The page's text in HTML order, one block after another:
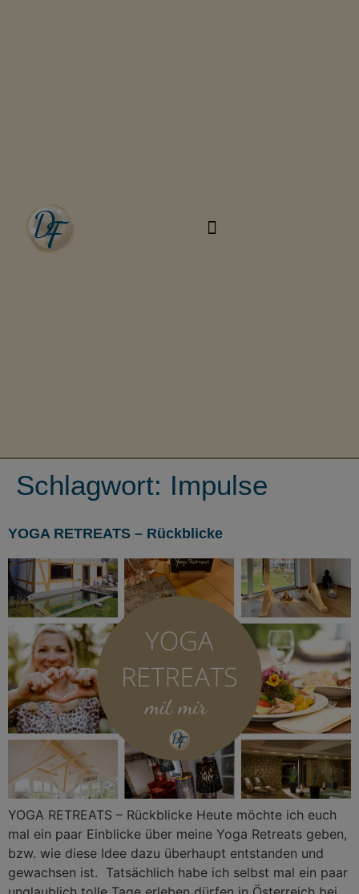
Schlagwort: Impulse
YOGA RETREATS – Rückblicke
YOGA RETREATS – Rückblicke Heute möchte ich euch
mal ein paar Einblicke über meine Yoga Retreats geben,
bzw. wie diese Idee dazu überhaupt entstanden und
gewachsen ist. Tatsächlich habe ich selbst mal ein paar